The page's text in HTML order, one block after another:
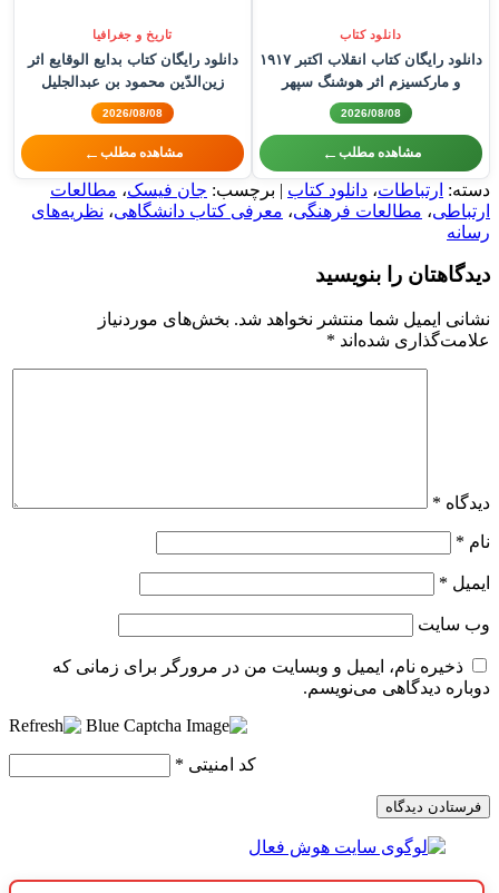
دانلود کتاب
دانلود رایگان کتاب انقلاب اکتبر ۱۹۱۷
و مارکسیزم اثر هوشنگ سپهر
2026/08/08
مشاهده مطلب ←
تاریخ و جغرافیا
دانلود رایگان کتاب بدایع الوقایع اثر
زین‌الدّین محمود بن عبدالجلیل
واصفی هروی
2026/08/08
مشاهده مطلب ←
دسته: ارتباطات، دانلود کتاب | برچسب: جان فیسک، مطالعات
ارتباطی، مطالعات فرهنگی، معرفی کتاب دانشگاهی، نظریه‌های
رسانه
دیدگاهتان را بنویسید
نشانی ایمیل شما منتشر نخواهد شد. بخش‌های موردنیاز
علامت‌گذاری شده‌اند *
دیدگاه *
نام *
ایمیل *
وب‌ سایت
ذخیره نام، ایمیل و وبسایت من در مرورگر برای زمانی که
دوباره دیدگاهی می‌نویسم.
کد امنیتی *